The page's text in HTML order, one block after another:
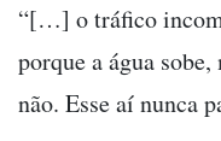
“[…] o tráfico
porque a água
não. Esse aí nunca